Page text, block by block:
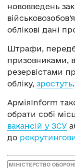
нововведень
облікові дані
Штрафи,
призовниками,
резервістами
обліку, зростуть.
АрміяInform
обрати собі
вакансій у ЗСУ
до
МІНІСТЕРСТВО